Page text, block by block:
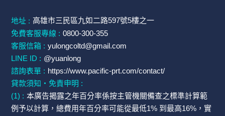
地址 : 高雄市三民區九如二路597號5樓之一
免費客服專線 : 0800-300-355
客服信箱 : yulongcoltd@gmail.com
LINE ID : @yuanlong
諮詢表單 : https://www.pacific-prt.com/contact/
貸款須知・免責申明 :
(1) : 本廣告揭露之年百分率係按主管機關備查之標準計算範
例予以計算，總費用年百分率可能從最低1% 到最高16%，實